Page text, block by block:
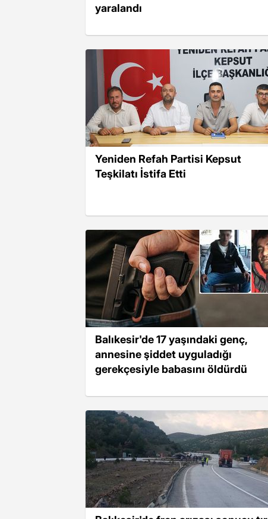
yaralandı
Yeniden Refah Partisi Kepsut
Teşkilatı İstifa Etti
Balıkesir'de 17 yaşındaki genç,
annesine şiddet uyguladığı
gerekçesiyle babasını öldürdü